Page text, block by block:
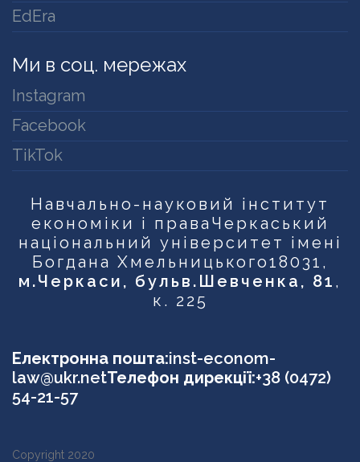
EdEra
Ми в соц. мережах
Instagram
Facebook
TikTok
Навчально-науковий інститут
економіки і права Черкаський
національний університет імені
Богдана Хмельницького18031,
м.Черкаси, бульв.Шевченка, 81 ,
к. 225
Електронна пошта:inst-econom-
law@ukr.netТелефон дирекції:+38 (0472)
54-21-57
Copyright 2020